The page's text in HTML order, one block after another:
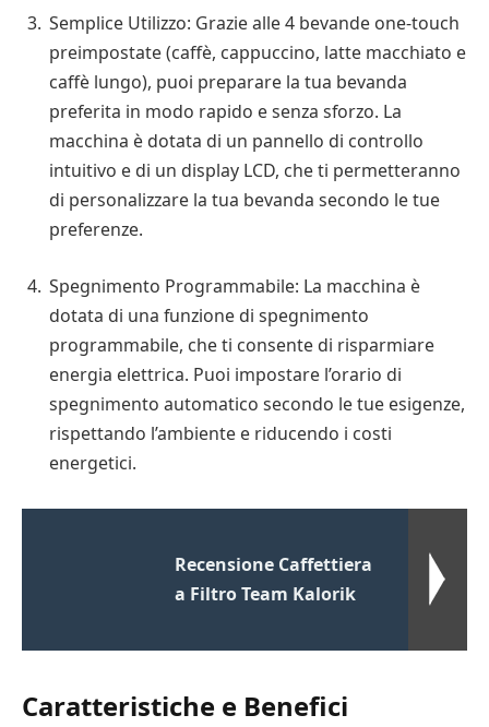
Semplice Utilizzo: Grazie alle 4 bevande one-touch
preimpostate (caffè, cappuccino, latte macchiato e
caffè lungo), puoi preparare la tua bevanda
preferita in modo rapido e senza sforzo. La
macchina è dotata di un pannello di controllo
intuitivo e di un display LCD, che ti permetteranno
di personalizzare la tua bevanda secondo le tue
preferenze.
Spegnimento Programmabile: La macchina è
dotata di una funzione di spegnimento
programmabile, che ti consente di risparmiare
energia elettrica. Puoi impostare l’orario di
spegnimento automatico secondo le tue esigenze,
rispettando l’ambiente e riducendo i costi
energetici.
Recensione Caffettiera
a Filtro Team Kalorik
Caratteristiche e Benefici